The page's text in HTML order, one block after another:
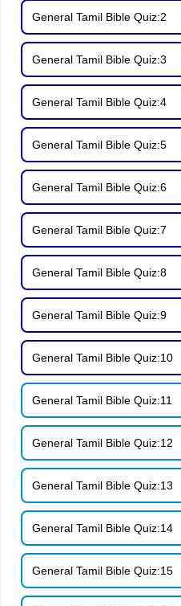
General Tamil Bible Quiz:2
General Tamil Bible Quiz:3
General Tamil Bible Quiz:4
General Tamil Bible Quiz:5
General Tamil Bible Quiz:6
General Tamil Bible Quiz:7
General Tamil Bible Quiz:8
General Tamil Bible Quiz:9
General Tamil Bible Quiz:10
General Tamil Bible Quiz:11
General Tamil Bible Quiz:12
General Tamil Bible Quiz:13
General Tamil Bible Quiz:14
General Tamil Bible Quiz:15